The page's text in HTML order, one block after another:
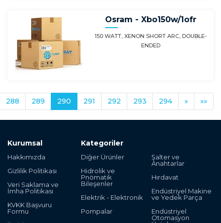
Osram - Xbo150w/1ofr
150 WATT, XENON SHORT ARC, DOUBLE-
ENDED
288 289 290 291 292 293 294 » »»
Kurumsal
Hakkımızda
Gizlilik Politikası
Veri Saklama ve
İmha Politikası
KVKK Başvuru
Formu
Kategoriler
Diğer Ürünler
Hidrolik ve
Pnömatik
Bileşenler
Elektrik - Elektronik
Pompalar
Şalter ve
Anahtarlar
Hırdavat
Endüstriyel Makine
ve Yedek Parça
Endüstriyel
Otomasyon